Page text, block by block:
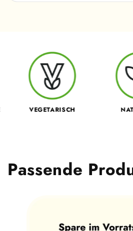
VEGETARISCH
Passende